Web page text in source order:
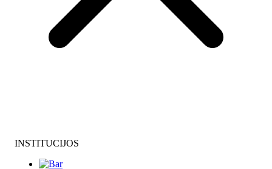
INSTITUCIJOS